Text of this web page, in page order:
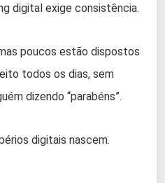
digital exige consistência.
poucos estão dispostos
todos os dias, sem
dizendo “parabéns”.
digitais nascem.